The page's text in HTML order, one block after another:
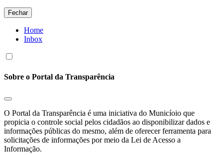
Fechar
Home
Inbox
Sobre o Portal da Transparência
O Portal da Transparência é uma iniciativa do Municíoio que
propicia o controle social pelos cidadãos ao disponibilizar dados e
informações públicas do mesmo, além de oferecer ferramenta para
solicitações de informações por meio da Lei de Acesso a
Informação.